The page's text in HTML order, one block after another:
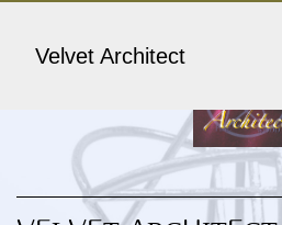
へ
Velvet Architect